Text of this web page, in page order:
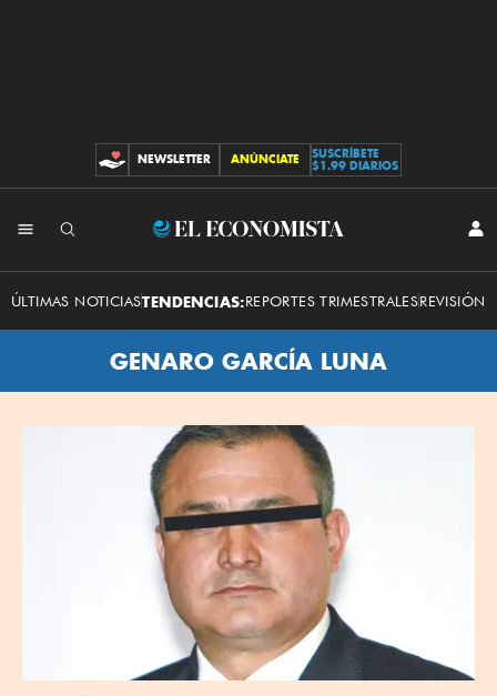
CONTRIBUCIONES
NEWSLETTER ANÚNCIATE
SUSCRÍBETE
$1.99 DIARIOS
El
Economista
ÚLTIMAS NOTICIASTENDENCIAS:REPORTES TRIMESTRALESREVISIÓN
GENARO GARCÍA LUNA